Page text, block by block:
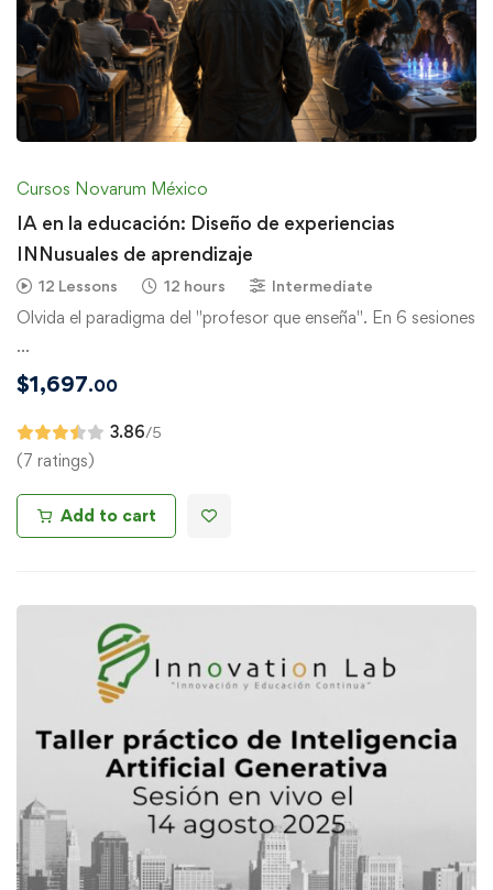
Cursos Novarum México
IA en la educación: Diseño de experiencias
INNusuales de aprendizaje
12 Lessons 12 hours Intermediate
Olvida el paradigma del "profesor que enseña". En 6 sesiones
…
$1,697.00
3.86/5
(7 ratings)
Add to cart